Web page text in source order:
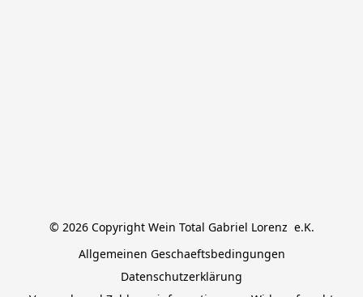
© 2026 Copyright Wein Total Gabriel Lorenz  e.K.
Allgemeinen Geschaeftsbedingungen
Datenschutzerklärung